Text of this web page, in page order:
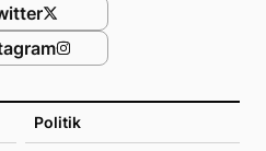
Politik